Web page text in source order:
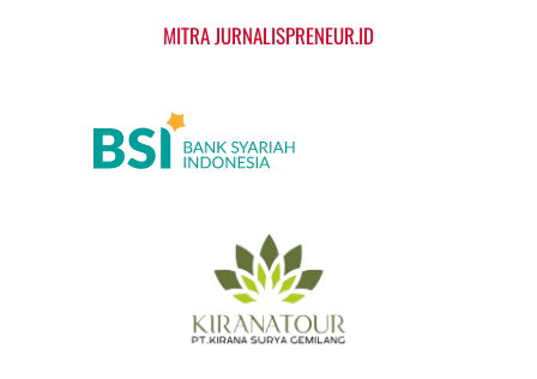
MITRA JURNALISPRENEUR.ID